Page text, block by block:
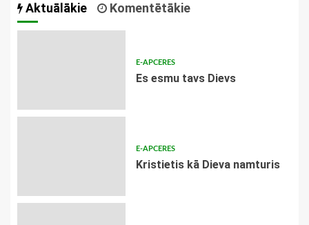
Aktuālākie Komentētākie
E-APCERES
Es esmu tavs Dievs
E-APCERES
Kristietis kā Dieva namturis